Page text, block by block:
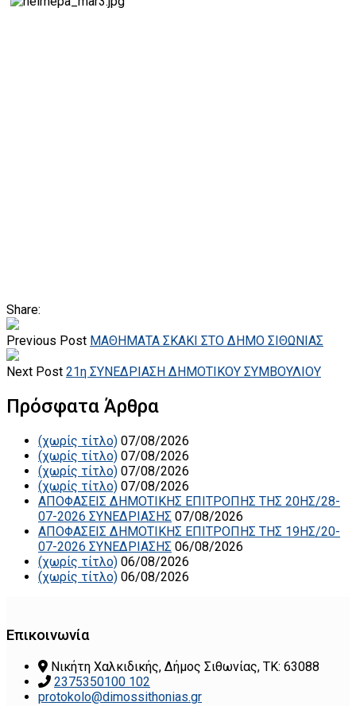
Share:
Previous Post ΜΑΘΗΜΑΤΑ ΣΚΑΚΙ ΣΤΟ ΔΗΜΟ ΣΙΘΩΝΙΑΣ
Next Post 21η ΣΥΝΕΔΡΙΑΣΗ ΔΗΜΟΤΙΚΟΥ ΣΥΜΒΟΥΛΙΟΥ
Πρόσφατα Άρθρα
(χωρίς τίτλο) 07/08/2026
(χωρίς τίτλο) 07/08/2026
(χωρίς τίτλο) 07/08/2026
(χωρίς τίτλο) 07/08/2026
ΑΠΟΦΑΣΕΙΣ ΔΗΜΟΤΙΚΗΣ ΕΠΙΤΡΟΠΗΣ ΤΗΣ 20ΗΣ/28-
07-2026 ΣΥΝΕΔΡΙΑΣΗΣ 07/08/2026
ΑΠΟΦΑΣΕΙΣ ΔΗΜΟΤΙΚΗΣ ΕΠΙΤΡΟΠΗΣ ΤΗΣ 19ΗΣ/20-
07-2026 ΣΥΝΕΔΡΙΑΣΗΣ 06/08/2026
(χωρίς τίτλο) 06/08/2026
(χωρίς τίτλο) 06/08/2026
Επικοινωνία
Νικήτη Χαλκιδικής, Δήμος Σιθωνίας, ΤΚ: 63088
2375350100 102
protokolo@dimossithonias.gr